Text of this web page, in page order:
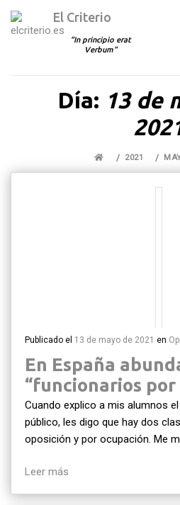
El Criterio
In principio erat
Verbum
Día: 13 de
2021
Publicado el 13 de mayo de 2021 en
En España
“funcionarios por
Cuando explico a mis alumnos
público, les digo que hay dos
oposición y por ocupación. Me
Leer más